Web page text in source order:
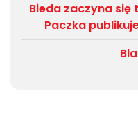
Bieda zaczyna
Paczka